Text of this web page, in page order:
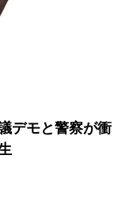
デモと警察が衝